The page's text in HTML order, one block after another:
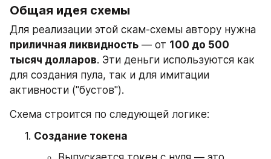
Общая идея схемы
приличная ликвидность — от 100 до 500
тысяч долларов. Эти деньги используются как
для создания пула, так и для имитации
активности ("бустов").
Схема строится по следующей логике:
Создание токена